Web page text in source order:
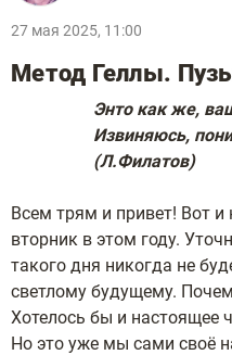
27 мая 2025, 11:00
Метод Геллы.
Энто как же,
Извиняюсь,
(Л.Филатов)
Всем трям и привет! Вот и
вторник в этом году.
такого дня никогда не
светлому будущему.
Хотелось бы и настоящее
Но это уже мы сами своё